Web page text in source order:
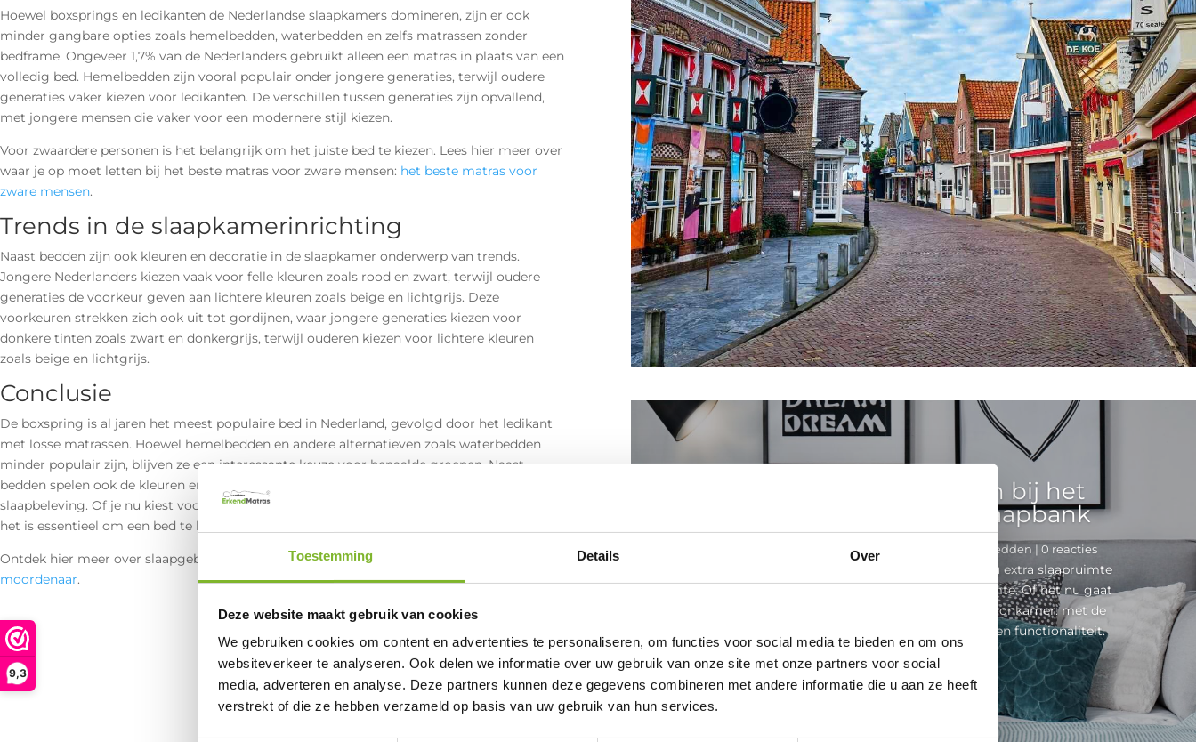
9,3
Toestemming Details Over
Deze website maakt gebruik van cookies
We gebruiken cookies om content en advertenties te personaliseren, om functies voor social media te bieden en om ons
websiteverkeer te analyseren. Ook delen we informatie over uw gebruik van onze site met onze partners voor social
media, adverteren en analyse. Deze partners kunnen deze gegevens combineren met andere informatie die u aan ze heeft
verstrekt of die ze hebben verzameld op basis van uw gebruik van hun services.
Hoewel boxsprings en ledikanten de Nederlandse slaapkamers domineren, zijn er ook
minder gangbare opties zoals hemelbedden, waterbedden en zelfs matrassen zonder
bedframe. Ongeveer 1,7% van de Nederlanders gebruikt alleen een matras in plaats van een
volledig bed. Hemelbedden zijn vooral populair onder jongere generaties, terwijl oudere
generaties vaker kiezen voor ledikanten. De verschillen tussen generaties zijn opvallend,
met jongere mensen die vaker voor een modernere stijl kiezen.
Voor zwaardere personen is het belangrijk om het juiste bed te kiezen. Lees hier meer over
waar je op moet letten bij het beste matras voor zware mensen: het beste matras voor
zware mensen.
Trends in de slaapkamerinrichting
Naast bedden zijn ook kleuren en decoratie in de slaapkamer onderwerp van trends.
Jongere Nederlanders kiezen vaak voor felle kleuren zoals rood en zwart, terwijl oudere
generaties de voorkeur geven aan lichtere kleuren zoals beige en lichtgrijs. Deze
voorkeuren strekken zich ook uit tot gordijnen, waar jongere generaties kiezen voor
donkere tinten zoals zwart en donkergrijs, terwijl ouderen kiezen voor lichtere kleuren
zoals beige en lichtgrijs.
Conclusie
De boxspring is al jaren het meest populaire bed in Nederland, gevolgd door het ledikant
met losse matrassen. Hoewel hemelbedden en andere alternatieven zoals waterbedden
minder populair zijn, blijven ze een interessante keuze voor bepaalde groepen. Naast
bedden spelen ook de kleuren en inrichting van de slaapkamer een belangrijke rol in de
slaapbeleving. Of je nu kiest voor een modern boxspringbed of een traditioneel ledikant,
het is essentieel om een bed te kiezen dat past bij jouw comfort en slaapbehoeften.
Ontdek hier meer over slaapgebrek en het effect op je gezondheid:
moordenaar.
Waar u op moet letten bij het
kopen van de beste slaapbank
Slaapexpert redactie Bedden | 0 reacties
Een slaapbank is een slimme keuze wanneer u extra slaapruimte
wilt creëren zonder in te leveren op woonruimte. Of het nu gaat
om een logeerkamer, studentenkamer of woonkamer: met de
beste slaapbank combineert u stijl, comfort en functionaliteit.
Toch zijn er bij de...